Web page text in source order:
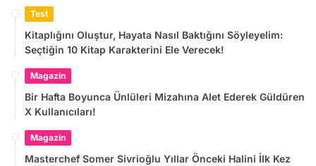
Test
Kitaplığını Oluştur, Hayata Nasıl Baktığını Söyleyelim:
Seçtiğin 10 Kitap Karakterini Ele Verecek!
Magazin
Bir Hafta Boyunca Ünlüleri Mizahına Alet Ederek Güldüren
X Kullanıcıları!
Magazin
Masterchef Somer Sivrioğlu Yıllar Önceki Halini İlk Kez